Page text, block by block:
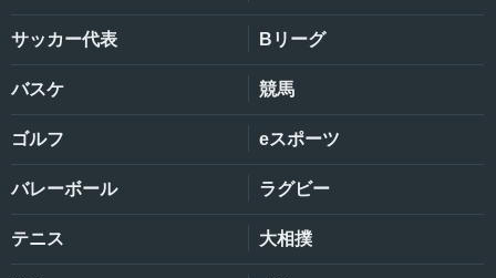
サッカー代表 Bリーグ
バスケ 競馬
ゴルフ eスポーツ
バレーボール ラグビー
テニス 大相撲